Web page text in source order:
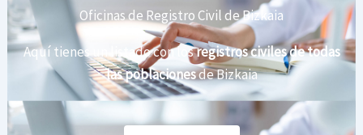
Oficinas de Registro Civil de Bizkaia
Aquí tienes un listado con losregistros civiles de todas
las poblacionesde Bizkaia